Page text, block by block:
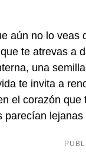
aún no lo
te atrevas a
una
te invita a
el corazón
parecían lejanas